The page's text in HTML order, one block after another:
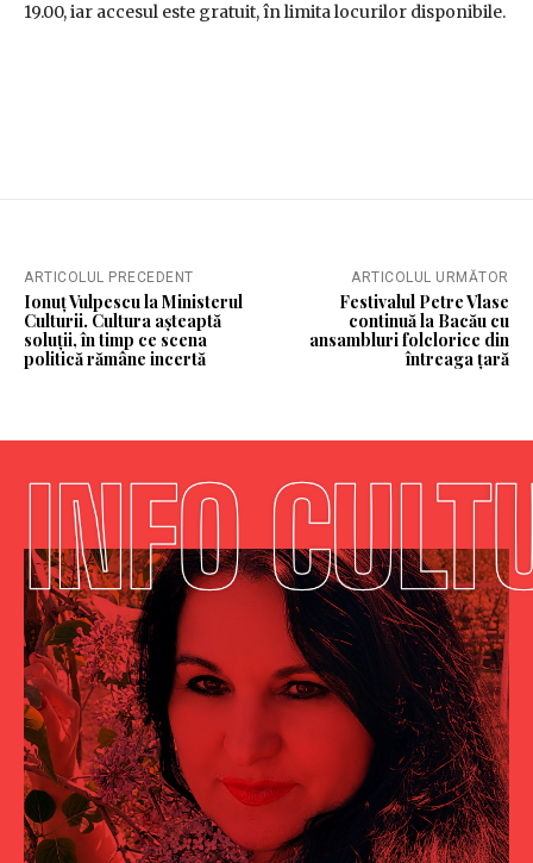
19.00, iar accesul este gratuit, în limita locurilor disponibile.
ARTICOLUL PRECEDENT
Ionuț Vulpescu la Ministerul
Culturii. Cultura așteaptă
soluții, în timp ce scena
politică rămâne incertă
ARTICOLUL URMĂTOR
Festivalul Petre Vlase
continuă la Bacău cu
ansambluri folclorice din
întreaga țară